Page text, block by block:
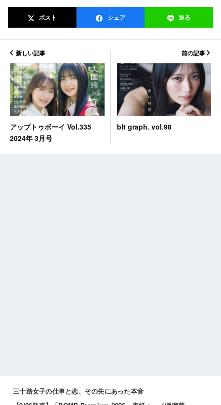
ポスト シェア 送る
新しい記事
アップトゥボーイ Vol.335
2024年 3月号
前の記事
blt graph. vol.98
三十路女子の仕事と恋、その先にあった本音